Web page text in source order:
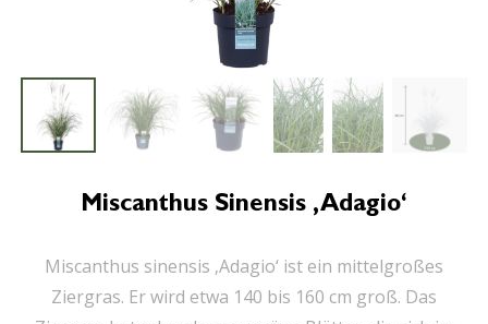
Miscanthus Sinensis ‚Adagio‘
Miscanthus sinensis ‚Adagio‘ ist ein mittelgroßes
Ziergras. Er wird etwa 140 bis 160 cm groß. Das